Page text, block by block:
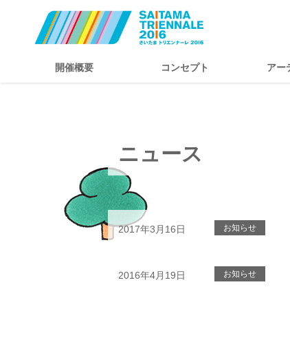
開催概要 コンセプト アー
ニュース
2017年3月16日 お知らせ
2016年4月19日 お知らせ